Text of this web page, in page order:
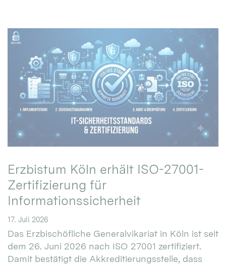
Erzbistum Köln erhält ISO-27001-
Zertifizierung für
Informationssicherheit
17. Juli 2026
Das Erzbischöfliche Generalvikariat in Köln ist seit
dem 26. Juni 2026 nach ISO 27001 zertifiziert.
Damit bestätigt die Akkreditierungsstelle, dass